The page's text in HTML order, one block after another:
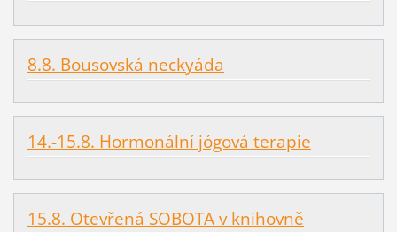
8.8. Bousovská neckyáda
14.-15.8. Hormonální jógová terapie
15.8. Otevřená SOBOTA v knihovně